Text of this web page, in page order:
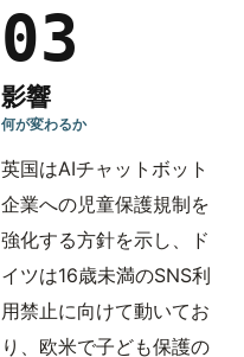
03
影響
何が変わるか
英国はAIチャットボット
企業への児童保護規制を
強化する方針を示し、ド
イツは16歳未満のSNS利
用禁止に向けて動いてお
り、欧米で子ども保護の